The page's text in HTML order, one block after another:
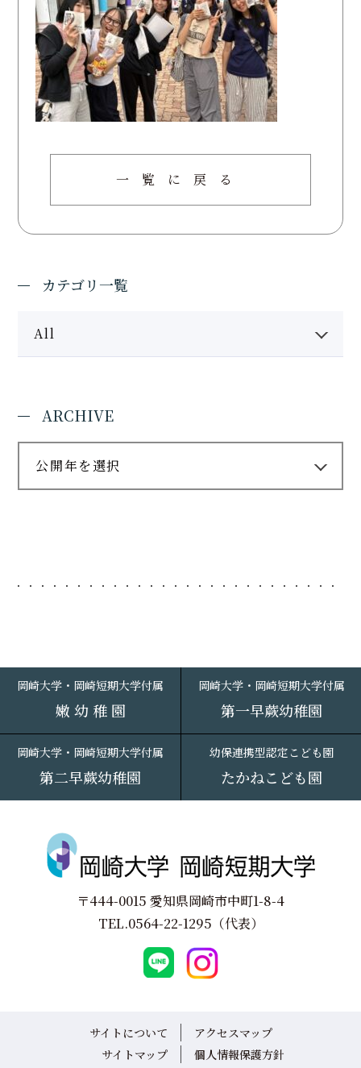
一覧に戻る
カテゴリ一覧
All
ARCHIVE
公開年を選択
岡崎大学・岡崎短期大学付属
嫩 幼 稚 園
岡崎大学・岡崎短期大学付属
第一早蕨幼稚園
岡崎大学・岡崎短期大学付属
第二早蕨幼稚園
幼保連携型認定こども園
たかねこども園
〒444-0015 愛知県岡崎市中町1-8-4
TEL.0564-22-1295 （代表）
サイトについて
アクセスマップ
サイトマップ
個人情報保護方針